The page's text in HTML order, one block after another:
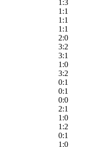
1:3
1:1
1:1
1:1
2:0
3:2
3:1
1:0
3:2
0:1
0:1
0:0
2:1
1:0
1:2
0:1
1:0